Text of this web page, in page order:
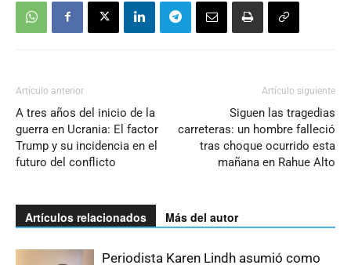
Artículo anterior
A tres años del inicio de la
guerra en Ucrania: El factor
Trump y su incidencia en el
futuro del conflicto
Artículo siguiente
Siguen las tragedias
carreteras: un hombre falleció
tras choque ocurrido esta
mañana en Rahue Alto
Artículos relacionados Más del autor
Periodista Karen Lindh asumió como